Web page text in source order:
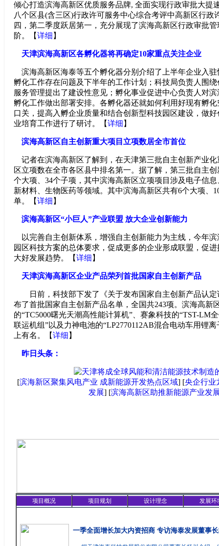
倾心打造滨海高新区优质服务品牌, 全面实现行政审批大提
八个区县(含三区)行政许可服务中心综合考评中高新区行政
四，第二季度跃居第一，充分展现了滨海高新区行政审批
阶。【详细 】
天津滨海高新区各孵化器将再确定10家重点关注企业
滨海高新区海泰等五个孵化器分别介绍了上半年企业入
孵化工作存在问题及下半年的工作计划；科技局负责人围
服务管理提出了建设性意见；孵化事业促进中心负责人对
孵化工作做出部署安排。各孵化器还就如何利用好现有孵
口关，提高入孵企业质量和结合创新型科技园区建设，做
业培育工作进行了研讨。【详细 】
滨海高新区自主创新重大项目立项数居全市首位
记者在滨海高新区了解到，在天津第三批自主创新产业
区立项数在全市各区县中排名第一。据了解，第三批自主
个大项、34个子项，其中滨海高新区立项项目涉及电子信
新材料、生物医药等领域。其中滨海高新区共有6个大项、
单。【详细 】
滨海高新区“小巨人”产业联盟 放大企业创新能力
以完善自主创新体系，增强自主创新能力为主线，今年
园区科技方案的总体要求，促成更多的企业形成联盟，促
大好发展趋势。【详细 】
天津滨海高新区企业产品荣列首批国家自主创新产品
日前，科技部下发了《关于发布国家自主创新产品认定
布了首批国家自主创新产品名单，全国共243项。滨海高新
的“TC5000曙光天潮高性能计算机”、赛象科技的“TST-LM
联运机组”以及力神电池的“LP2770112AB混合电动车用锂
上有名。【详细 】
昨日头条：
[滨海新区聚集风电产业 成新能源开发热点区域] [央企行业
发展] [滨海高新区助推新能源产业发
项目概况 项目规划 设计理念
发展环
一季全面增长加大内资招商 专访海泰发展董事